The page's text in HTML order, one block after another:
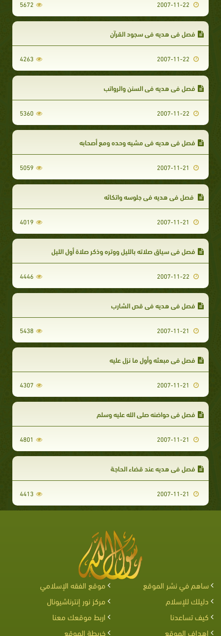
5672
فصل في هديه في سجود القرآن
4263
فصل في هديه في السنن والرواتب
5360
فصل في هديه في مشيه وحده ومع أصحابه
5059
فصل في هديه في جلوسه واتكائه
4019
فصل في سياق صلاته بالليل ووتره وذكر صلاة أول الليل
4446
فصل في هديه في قص الشارب
5438
فصل في مبعثه وأول ما نزل عليه
4307
فصل في حواضنه صلى الله عليه وسلم
4801
فصل في هديه عند قضاء الحاجة
4413
ساهم في نشر الموقع
موقع الفقه الإسلامي
دليلك للإسلام
مركز نور إنترناشيونال
كيف تساعدنا
اربط موقعك معنا
اهداف الموقع
خريطة الموقع